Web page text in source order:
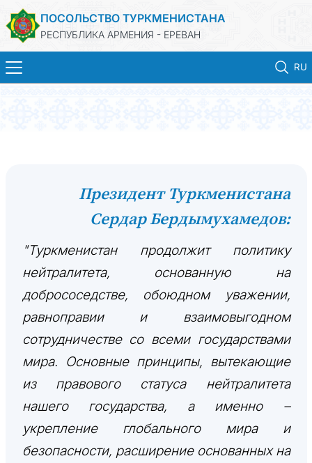
ПОСОЛЬСТВО ТУРКМЕНИСТАНА
РЕСПУБЛИКА АРМЕНИЯ - ЕРЕВАН
RU
КОНСУЛЬСКИЕ УСЛУГИ
МИД
КОНТАКТНЫЕ ДАННЫЕ
Президент Туркменистана
Сердар Бердымухамедов:
"Туркменистан продолжит политику
нейтралитета, основанную на
добрососедстве, обоюдном уважении,
равноправии и взаимовыгодном
сотрудничестве со всеми государствами
мира. Основные принципы, вытекающие
из правового статуса нейтралитета
нашего государства, а именно –
укрепление глобального мира и
безопасности, расширение основанных на